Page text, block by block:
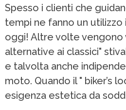
Spesso i clienti che
tempi ne fanno un utilizzo
oggi! Altre volte vengono
alternative ai classici"
e talvolta anche
moto. Quando il " biker’s
esigenza estetica da